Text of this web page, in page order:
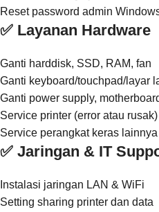
Reset password admin
✅ Layanan Hardware
Ganti harddisk, SSD, RAM, fan
Ganti keyboard/touchpad/layar
Ganti power supply,
Service printer (error atau rusak)
Service perangkat keras lainnya
✅ Jaringan & IT
Instalasi jaringan LAN & WiFi
Setting sharing printer dan data